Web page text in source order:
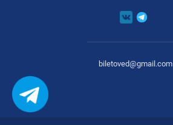
biletoved@gmail.com